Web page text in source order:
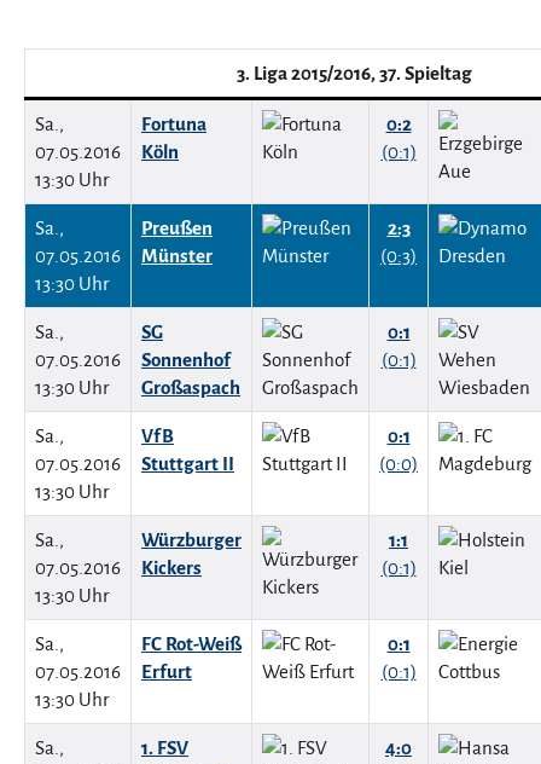
3. Liga 2015/2016, 37. Spieltag
Sa.,
07.05.2016
13:30 Uhr
Fortuna
Köln
0:2
(0:1)
Sa.,
07.05.2016
13:30 Uhr
Preußen
Münster
2:3
(0:3)
Sa.,
07.05.2016
13:30 Uhr
SG
Sonnenhof
Großaspach
0:1
(0:1)
Sa.,
07.05.2016
13:30 Uhr
VfB
Stuttgart II
0:1
(0:0)
Sa.,
07.05.2016
13:30 Uhr
Würzburger
Kickers
1:1
(0:1)
Sa.,
07.05.2016
13:30 Uhr
FC Rot-Weiß
Erfurt
0:1
(0:1)
Sa.,
1. FSV
4:0